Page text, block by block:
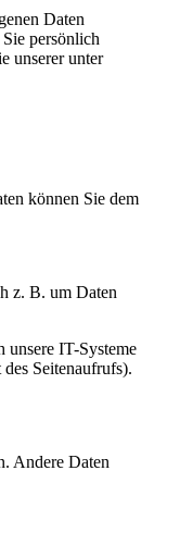
Daten
persönlich
unserer unter
können Sie dem
z. B. um Daten
unsere IT-Systeme
Seitenaufrufs).
Andere Daten